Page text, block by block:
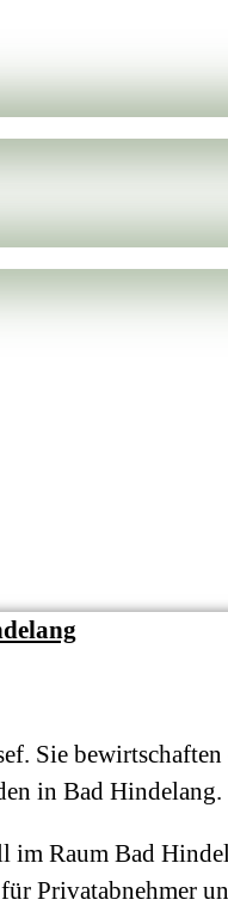
Sie bewirtschaften
in Bad Hindelang.
im Raum Bad
Privatabnehmer